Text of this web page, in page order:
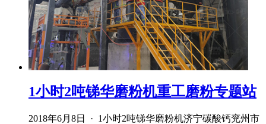
1小时2吨锑华磨粉机重工磨粉专题站
2018年6月8日 · 1小时2吨锑华磨粉机济宁碳酸钙兖州市